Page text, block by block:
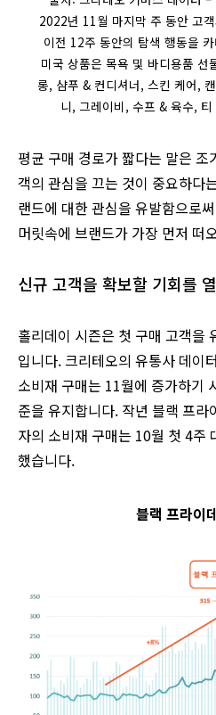
2022년 11월 마지막 주 동안 고
이전 12주 동안의 탐색 행동을
미국 상품은 목욕 및 바디용품 선
롱, 샴푸 & 컨디셔너, 스킨 케어,
니, 그레이비, 수프 & 육수,
평균 구매 경로가 짧다는 말은
객의 관심을 끄는 것이 중요하다
랜드에 대한 관심을 유발함으로
머릿속에 브랜드가 가장 먼저 떠
신규 고객을 확보할 기회를
홀리데이 시즌은 첫 구매 고객을
입니다. 크리테오의 유통사 데이
소비재 구매는 11월에 증가하기
준을 유지합니다. 작년 블랙 프라
자의 소비재 구매는 10월 첫 4주
했습니다.
블랙 프라이